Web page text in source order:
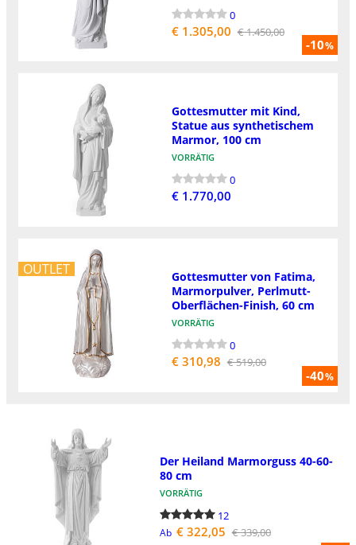
-10%
0
€ 1.305,00 € 1.450,00
Gottesmutter mit Kind,
Statue aus synthetischem
Marmor, 100 cm
VORRÄTIG
0
€ 1.770,00
OUTLET
-40%
Gottesmutter von Fatima,
Marmorpulver, Perlmutt-
Oberflächen-Finish, 60 cm
VORRÄTIG
0
€ 310,98 € 519,00
Der Heiland Marmorguss 40-60-
80 cm
VORRÄTIG
12
Ab € 322,05 € 339,00